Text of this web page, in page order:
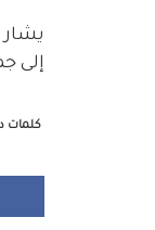
إلى
كلمات